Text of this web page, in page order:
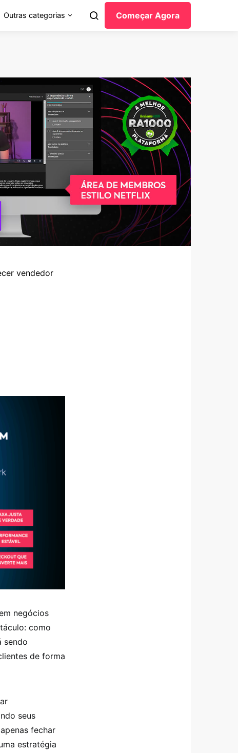
Outras categorias Começar Agora
negócios
como
sendo
de forma
seus
fechar
estratégia